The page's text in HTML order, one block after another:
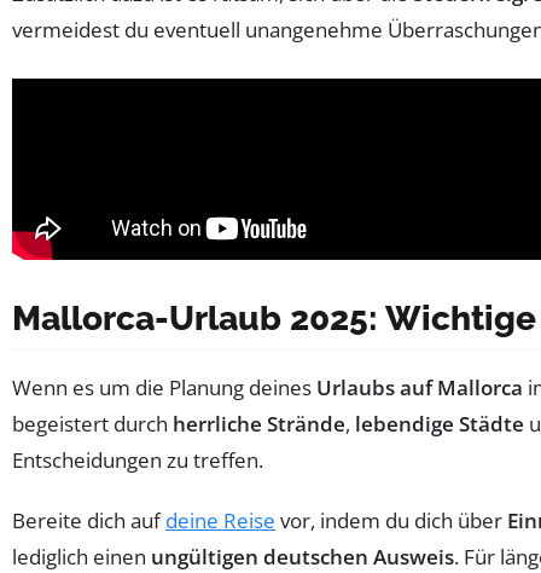
vermeidest du eventuell unangenehme
Mallorca-Urlaub 2025:
Wenn es um die Planung deines Urlaubs auf Mallorca
begeistert durch herrliche Strände, lebendige Städte
Entscheidungen zu treffen.
Bereite dich aufdeine Reise vor, indem du dich über
lediglich einen ungültigen deutschen Ausweis. Für